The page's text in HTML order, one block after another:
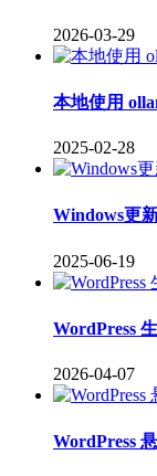
2026-03-29
本地使用
2025-02-28
Windows更
2025-06-19
WordPress
2026-04-07
WordPress